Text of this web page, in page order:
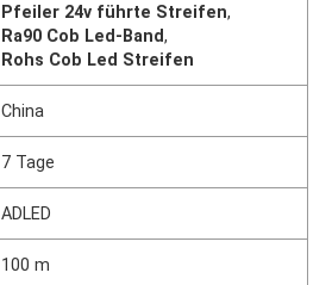
Pfeiler 24v führte Streifen,
Ra90 Cob Led-Band,
Rohs Cob Led Streifen
China
7 Tage
ADLED
100 m